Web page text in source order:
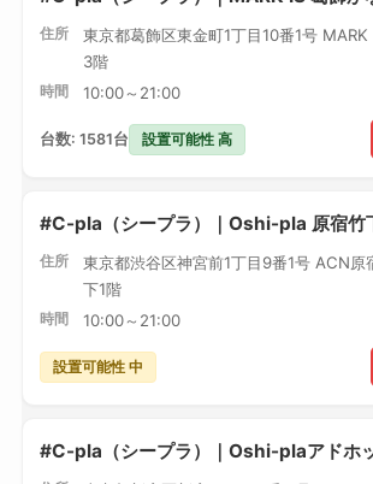
住所
東京都葛飾区東金町1丁目10番1号
3階
時間 10:00～21:00
台数: 1581台 設置可能性 高
#C-pla（シープラ）｜Oshi-pla 原宿竹
住所
東京都渋谷区神宮前1丁目9番1号 ACN原
下1階
時間 10:00～21:00
設置可能性 中
#C-pla（シープラ）｜Oshi-plaアドホ